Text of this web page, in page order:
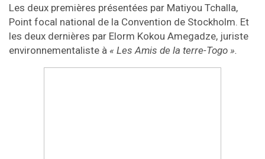
Les deux premières présentées par Matiyou Tchalla,
Point focal national de la Convention de Stockholm. Et
les deux dernières par Elorm Kokou Amegadze, juriste
environnementaliste à « Les Amis de la terre-Togo ».